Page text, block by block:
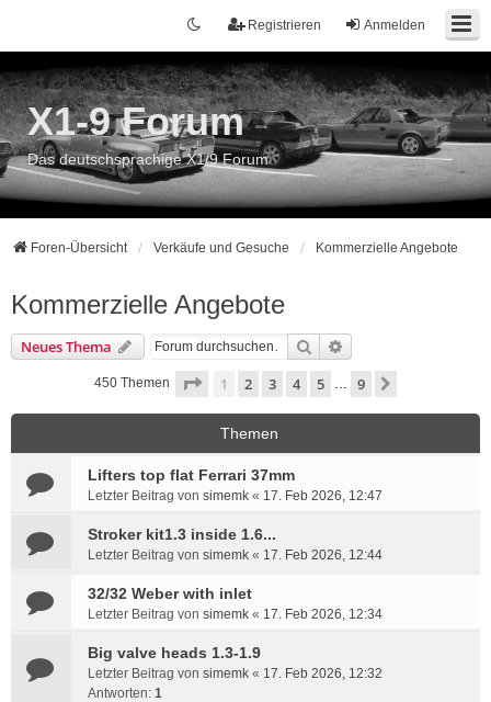
Anmelden
Registrieren
X1-9 Forum
Das deutschsprachige X1/9 Forum
Foren-Übersicht Verkäufe und Gesuche Kommerzielle Angebote
Kommerzielle Angebote
Neues Thema Suche
450 Themen Seite 1von
1 2 3 4 5 … 9
Themen
Lifters top flat Ferrari 37mm
Letzter Beitrag von simemk « 17. Feb 2026, 12:47
Stroker kit1.3 inside 1.6...
Letzter Beitrag von simemk « 17. Feb 2026, 12:44
32/32 Weber with inlet
Letzter Beitrag von simemk « 17. Feb 2026, 12:34
Big valve heads 1.3-1.9
Letzter Beitrag von simemk « 17. Feb 2026, 12:32
Antworten: 1